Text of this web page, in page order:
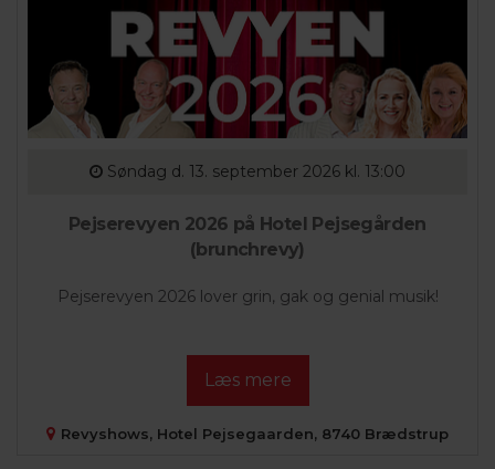
Søndag d. 13. september 2026 kl. 13:00
Pejserevyen 2026 på Hotel Pejsegården
(brunchrevy)
Pejserevyen 2026 lover grin, gak og genial musik!
Læs mere
Revyshows, Hotel Pejsegaarden, 8740 Brædstrup